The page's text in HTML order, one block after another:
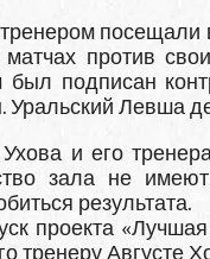
посещали
против
был подписан
Уральский Левша
и его
зала не
результата.
проекта
тренеру Августе